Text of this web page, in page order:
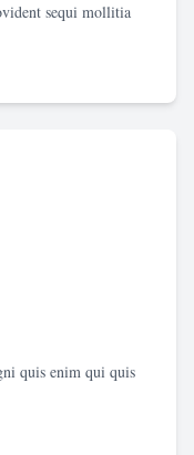
sequi mollitia
quis enim qui quis